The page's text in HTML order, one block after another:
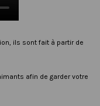
ils sont fait à partir de
afin de garder votre